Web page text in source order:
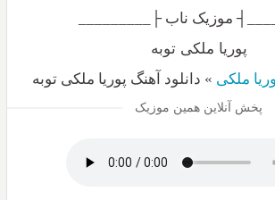
موزیک ناب ├_________
پوریا ملکی توبه
ملکی » دانلود آهنگ پوریا ملکی توبه
پخش آنلاین همین موزیک